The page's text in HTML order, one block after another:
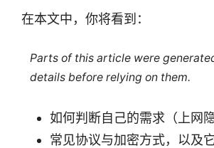
在本文中，你将看到：
Parts of this article were
details before relying on them.
如何判断自己的需求（上网
常见协议与加密方式，以及